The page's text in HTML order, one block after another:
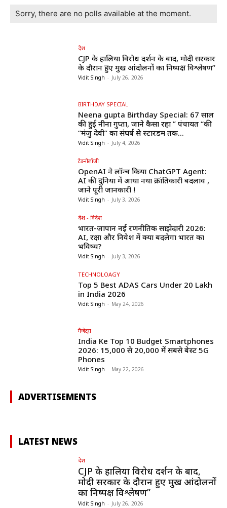
Sorry, there are no polls available at the moment.
देश
CJP के हालिया विरोध प्रदर्शन के बाद, मोदी सरकार
के दौरान हुए प्रमुख आंदोलनों का निष्पक्ष विश्लेषण”
Vidit Singh - July 26, 2026
BIRTHDAY SPECIAL
Neena gupta Birthday Special: 67 साल
की हुईं नीना गुप्ता, जाने कैसा रहा ” पंचायत “की
“मंजु देवी” का संघर्ष से स्टारडम तक...
Vidit Singh - July 4, 2026
टेक्नोलॉजी
OpenAI ने लॉन्च किया ChatGPT Agent:
AI की दुनिया में आया नया क्रांतिकारी बदलाव ,
जाने पूरी जानकारी !
Vidit Singh - July 3, 2026
देश - विदेश
भारत-जापान नई रणनीतिक साझेदारी 2026:
AI, रक्षा और निवेश में क्या बदलेगा भारत का
भविष्य?
Vidit Singh - July 3, 2026
TECHNOLOAGY
Top 5 Best ADAS Cars Under ₹20 Lakh
in India 2026
Vidit Singh - May 24, 2026
गैजेट्स
India Ke Top 10 Budget Smartphones
2026: ₹15,000 से ₹20,000 में सबसे बेस्ट 5G
Phones
Vidit Singh - May 22, 2026
ADVERTISEMENTS
LATEST NEWS
देश
CJP के हालिया विरोध प्रदर्शन के बाद,
मोदी सरकार के दौरान हुए प्रमुख आंदोलनों
का निष्पक्ष विश्लेषण”
Vidit Singh - July 26, 2026